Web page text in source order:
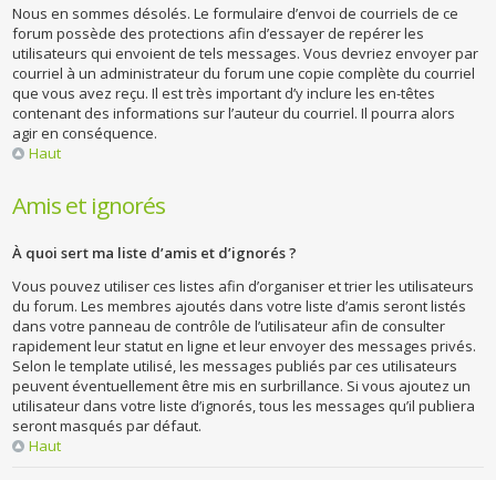
Nous en sommes désolés. Le formulaire d’envoi de courriels de ce
forum possède des protections afin d’essayer de repérer les
utilisateurs qui envoient de tels messages. Vous devriez envoyer par
courriel à un administrateur du forum une copie complète du courriel
que vous avez reçu. Il est très important d’y inclure les en-têtes
contenant des informations sur l’auteur du courriel. Il pourra alors
agir en conséquence.
Haut
Amis et ignorés
À quoi sert ma liste d’amis et d’ignorés ?
Vous pouvez utiliser ces listes afin d’organiser et trier les utilisateurs
du forum. Les membres ajoutés dans votre liste d’amis seront listés
dans votre panneau de contrôle de l’utilisateur afin de consulter
rapidement leur statut en ligne et leur envoyer des messages privés.
Selon le template utilisé, les messages publiés par ces utilisateurs
peuvent éventuellement être mis en surbrillance. Si vous ajoutez un
utilisateur dans votre liste d’ignorés, tous les messages qu’il publiera
seront masqués par défaut.
Haut